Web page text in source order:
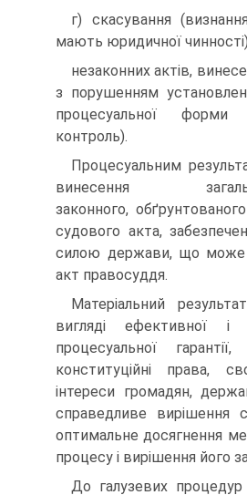
г) скасування
мають юридичної чинності)
незаконних актів,
з порушенням
процесуальної форми
контроль).
Процесуальним
винесення
законного,
судового акта,
силою держави, що може
акт правосуддя.
Матеріальний
вигляді ефективної і
процесуальної
конституційні права,
інтереси громадян,
справедливе вирішення
оптимальне досягнення
процесу і вирішення його
До галузевих процедур